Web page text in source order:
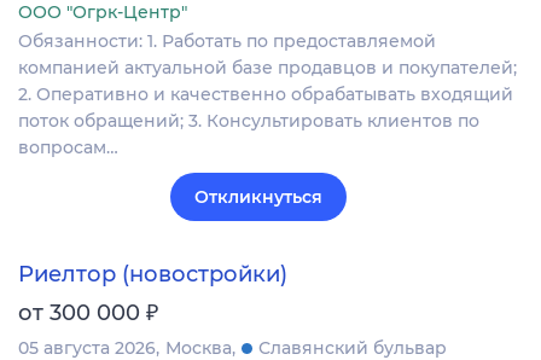
ООО "Огрк-Центр"
Обязанности: 1. Работать по предоставляемой
компанией актуальной базе продавцов и покупателей;
2. Оперативно и качественно обрабатывать входящий
поток обращений; 3. Консультировать клиентов по
вопросам…
Откликнуться
Риелтор (новостройки)
от 300 000 ₽
05 августа 2026 Москва
Славянский бульвар